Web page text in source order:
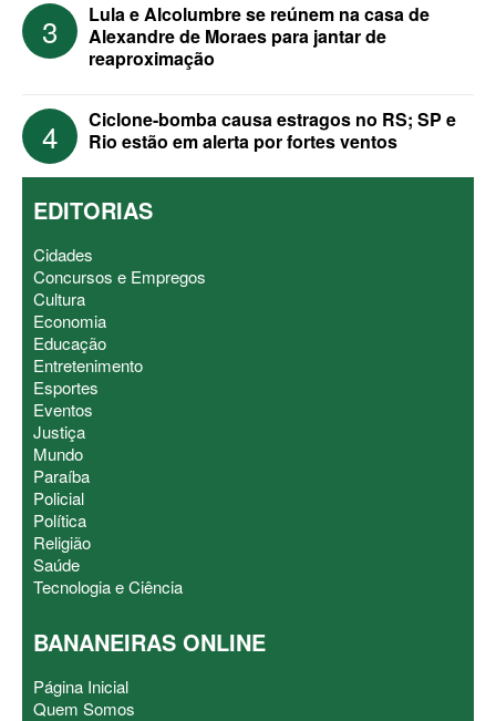
3
Lula e Alcolumbre se reúnem na casa de
Alexandre de Moraes para jantar de
reaproximação
4
Ciclone-bomba causa estragos no RS; SP e
Rio estão em alerta por fortes ventos
EDITORIAS
Cidades
Concursos e Empregos
Cultura
Economia
Educação
Entretenimento
Esportes
Eventos
Justiça
Mundo
Paraíba
Policial
Política
Religião
Saúde
Tecnologia e Ciência
BANANEIRAS ONLINE
Página Inicial
Quem Somos